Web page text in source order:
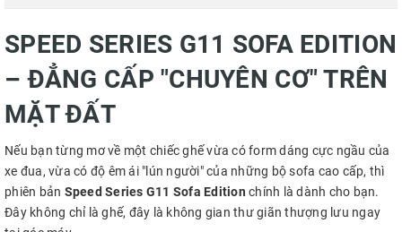
SPEED SERIES G11 SOFA EDITION
– ĐẲNG CẤP "CHUYÊN CƠ" TRÊN
MẶT ĐẤT
Nếu bạn từng mơ về một chiếc ghế vừa có form dáng cực ngầu của
xe đua, vừa có độ êm ái "lún người" của những bộ sofa cao cấp, thì
phiên bản Speed Series G11 Sofa Edition chính là dành cho bạn.
Đây không chỉ là ghế, đây là không gian thư giãn thượng lưu ngay